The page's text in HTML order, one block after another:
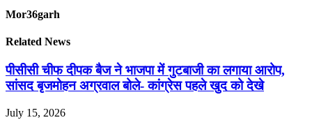
Mor36garh
Related News
पीसीसी चीफ दीपक बैज ने भाजपा में गुटबाजी का लगाया आरोप,
सांसद बृजमोहन अग्रवाल बोले- कांग्रेस पहले खुद को देखे
July 15, 2026